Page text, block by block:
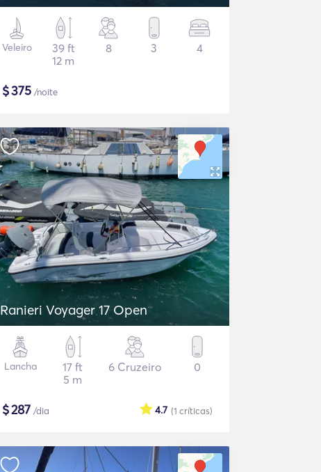
Veleiro
39 ft
12 m
8 3 4
$375 /noite
Ranieri Voyager 17 Open
Lancha
17 ft
5 m
6 Cruzeiro 0
$287 /dia (1 críticas)
4.7